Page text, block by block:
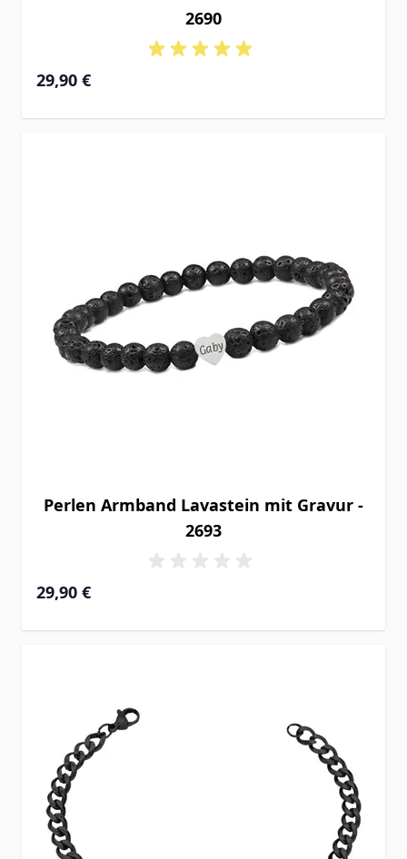
2690
29,90 €
Perlen Armband Lavastein mit Gravur -
2693
29,90 €